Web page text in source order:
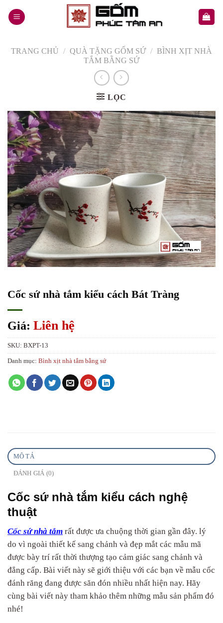
TRANG CHỦ / QUÀ TẶNG GỐM SỨ / BÌNH XỊT NHÀ
TẮM BẰNG SỨ
LỌC
Cốc sứ nhà tắm kiểu cách Bát Tràng
Giá: Liên hệ
SKU: BXPT-13
Danh mục: Bình xịt nhà tắm bằng sứ
MÔ TẢ
ĐÁNH GIÁ (0)
Cốc sứ nhà tắm kiểu cách nghệ
thuật
Cốc sứ nhà tắm rất được ưa chuộng thời gian gần đây. lý
do vì ngoài thiết kế sang chảnh và đẹp mắt các mẫu mã
được bày trí rất thời thượng tạo cảm giác sang chảnh và
đẳng cấp. Bài viết này sẽ giới thiệu với các bạn về mẫu cốc
đánh răng đang được săn đón nhiều nhất hiện nay. Hãy
cùng bài viết này tham khảo thêm những mẫu sản phẩm đó
nhé!